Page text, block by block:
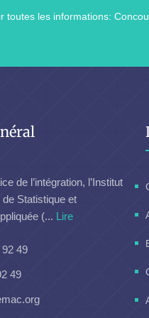
toutes les informations:
de l’intégration, l’Institut
Statistique et
(... Lire
49
49